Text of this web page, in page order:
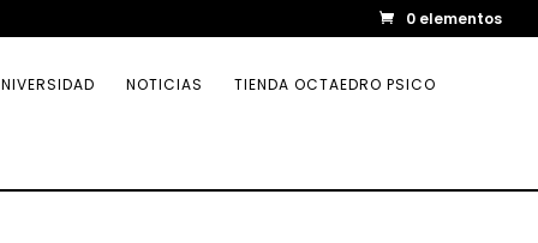
0 elementos
NOTICIAS TIENDA OCTAEDRO PSICO